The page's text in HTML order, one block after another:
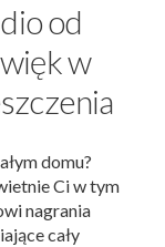
od
w
domu?
Ci w tym
nagrania
cały